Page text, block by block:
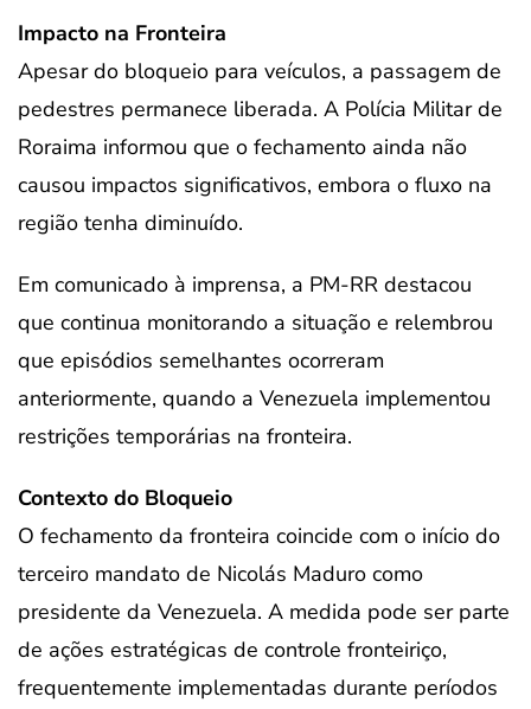
Impacto na Fronteira
Apesar do bloqueio para veículos, a passagem de
pedestres permanece liberada. A Polícia Militar de
Roraima informou que o fechamento ainda não
causou impactos significativos, embora o fluxo na
região tenha diminuído.
Em comunicado à imprensa, a PM-RR destacou
que continua monitorando a situação e relembrou
que episódios semelhantes ocorreram
anteriormente, quando a Venezuela implementou
restrições temporárias na fronteira.
Contexto do Bloqueio
O fechamento da fronteira coincide com o início do
terceiro mandato de Nicolás Maduro como
presidente da Venezuela. A medida pode ser parte
de ações estratégicas de controle fronteiriço,
frequentemente implementadas durante períodos